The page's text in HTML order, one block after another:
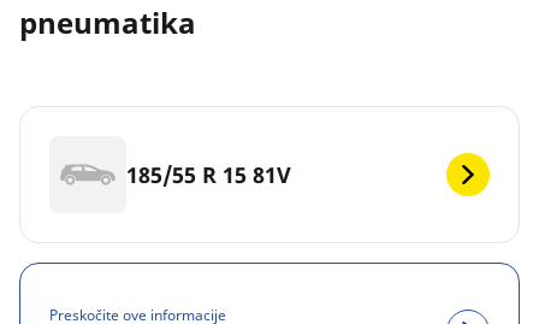
pneumatika
185/55 R 15 81V
Preskočite ove informacije